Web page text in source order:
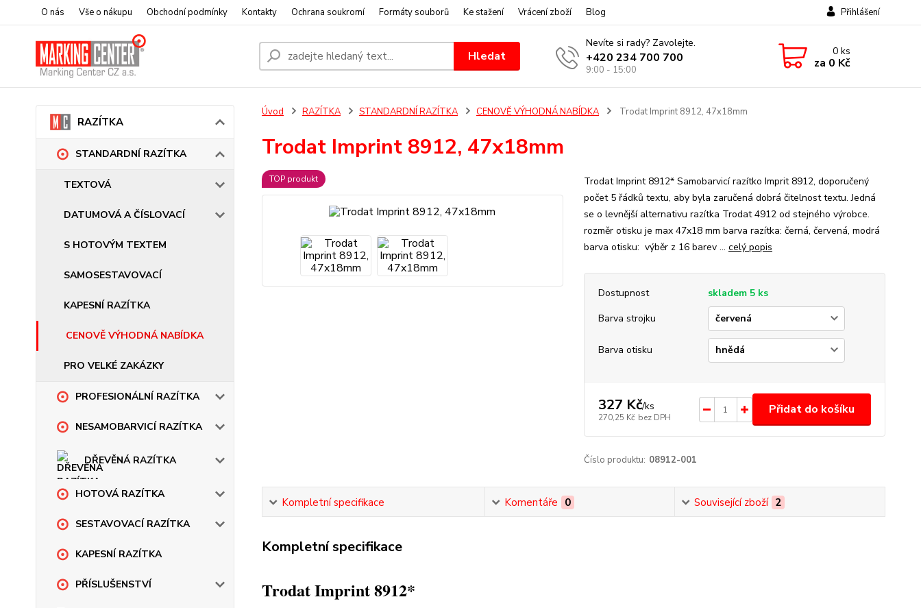
O nás Vše o nákupu Obchodní podmínky Kontakty Ochrana soukromí Formáty souborů Ke stažení Vrácení zboží Blog Přihlášení
Hledat
Nevíte si rady? Zavolejte.
+420 234 700 700
9:00 - 15:00
0ks
za 0 Kč
RAZÍTKA
STANDARDNÍ RAZÍTKA
TEXTOVÁ
DATUMOVÁ A ČÍSLOVACÍ
S HOTOVÝM TEXTEM
SAMOSESTAVOVACÍ
KAPESNÍ RAZÍTKA
CENOVĚ VÝHODNÁ NABÍDKA
PRO VELKÉ ZAKÁZKY
PROFESIONÁLNÍ RAZÍTKA
NESAMOBARVICÍ RAZÍTKA
DŘEVĚNÁ RAZÍTKA
HOTOVÁ RAZÍTKA
SESTAVOVACÍ RAZÍTKA
KAPESNÍ RAZÍTKA
PŘÍSLUŠENSTVÍ
Úvod RAZÍTKA STANDARDNÍ RAZÍTKA CENOVĚ VÝHODNÁ NABÍDKA Trodat Imprint 8912, 47x18mm
Trodat Imprint 8912, 47x18mm
TOP produkt
Trodat Imprint 8912* Samobarvicí razítko Imprit 8912, doporučený
počet 5 řádků textu, aby byla zaručená dobrá čitelnost textu. Jedná
se o levnější alternativu razítka Trodat 4912 od stejného výrobce.
rozměr otisku je max 47x18 mm barva razítka: černá, červená, modrá
barva otisku: výběr z 16 barev ... celý popis
Dostupnost
skladem 5 ks
Barva strojku
Barva otisku
327 Kč/ks
270,25 Kč bez DPH
Přidat do košíku
Číslo produktu: 08912-001
Kompletní specifikace Komentáře 0 Související zboží 2
Kompletní specifikace
Trodat Imprint 8912*